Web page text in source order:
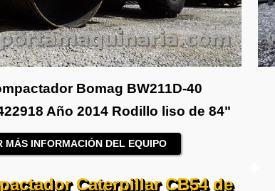
Bomag BW211D-40
Año 2014 Rodillo liso de 84"
MÁS INFORMACIÓN DEL EQUIPO
Caterpillar CB54 de